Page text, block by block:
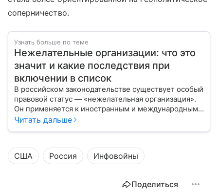
соперничество.
Узнать больше по теме
Нежелательные организации: что это
значит и какие последствия при
включении в список
В российском законодательстве существует особый
правовой статус — «нежелательная организация».
Он применяется к иностранным и международным
неправительственным структурам, если их
организации в России и определенные ограничения
для граждан и юридических лиц. В статье разберем,
что означает понятие «нежелательная
Читать дальше
США Россия Инфовойны
Поделиться